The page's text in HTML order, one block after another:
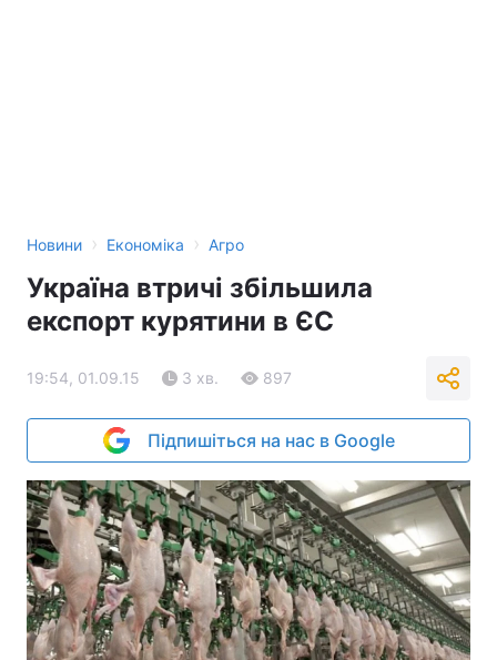
Новини › Економіка › Агро
Україна втричі збільшила
експорт курятини в ЄС
19:54, 01.09.15 3 хв. 897
Підпишіться на нас в Google